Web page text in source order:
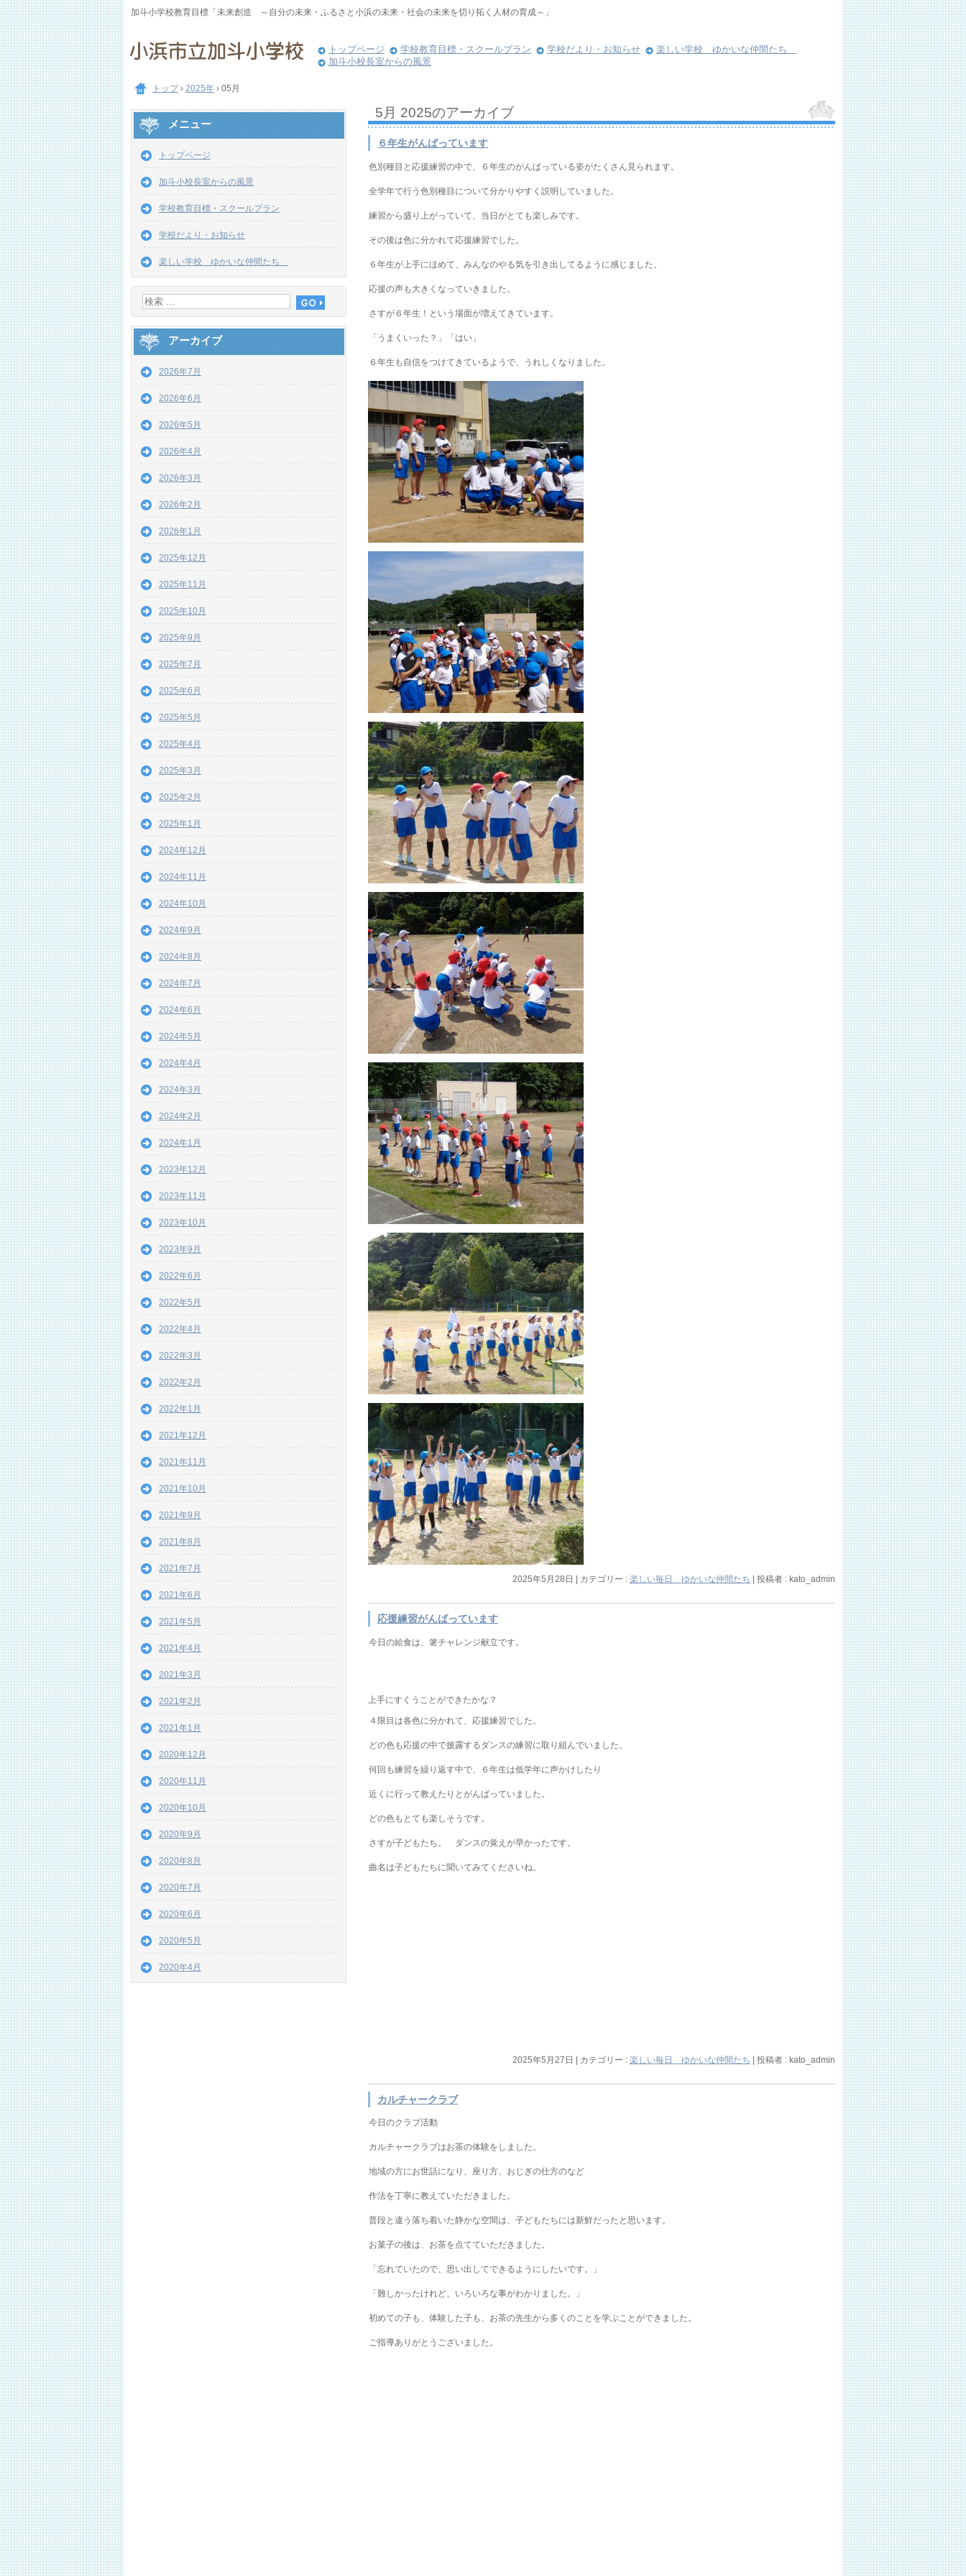
加斗小学校教育目標「未来創造 ～自分の未来・ふるさと小浜の未来・社会の未来を切り拓く人材の育成～」
トップページ 学校教育目標・スクールプラン 学校だより・お知らせ
楽しい学校 ゆかいな仲間たち
加斗小校長室からの風景
トップ › 2025年 › 05月
5月 2025のアーカイブ
６年生がんばっています
色別種目と応援練習の中で、６年生のがんばっている姿がたくさん見られます。
全学年で行う色別種目について分かりやすく説明していました。
練習から盛り上がっていて、当日がとても楽しみです。
その後は色に分かれて応援練習でした。
６年生が上手にほめて、みんなのやる気を引き出してるように感じました。
応援の声も大きくなっていきました。
さすが６年生！という場面が増えてきています。
「うまくいった？」「はい」
６年生も自信をつけてきているようで、うれしくなりました。
2025年5月28日 | カテゴリー : 楽しい毎日 ゆかいな仲間たち | 投稿者 : kato_admin
応援練習がんばっています
今日の給食は、箸チャレンジ献立です。
上手にすくうことができたかな？
４限目は各色に分かれて、応援練習でした。
どの色も応援の中で披露するダンスの練習に取り組んでいました。
何回も練習を繰り返す中で、６年生は低学年に声かけしたり
近くに行って教えたりとがんばっていました。
どの色もとても楽しそうです。
さすが子どもたち。 ダンスの覚えが早かったです。
曲名は子どもたちに聞いてみてくださいね。
2025年5月27日 | カテゴリー : 楽しい毎日 ゆかいな仲間たち | 投稿者 : kato_admin
カルチャークラブ
今日のクラブ活動
カルチャークラブはお茶の体験をしました。
地域の方にお世話になり、座り方、おじぎの仕方のなど
作法を丁寧に教えていただきました。
普段と違う落ち着いた静かな空間は、子どもたちには新鮮だったと思います。
お菓子の後は、お茶を点てていただきました。
「忘れていたので、思い出してできるようにしたいです。」
「難しかったけれど、いろいろな事がわかりました。」
初めての子も、体験した子も、お茶の先生から多くのことを学ぶことができました。
ご指導ありがとうございました。
メニュー
トップページ
加斗小校長室からの風景
学校教育目標・スクールプラン
学校だより・お知らせ
楽しい学校 ゆかいな仲間たち
アーカイブ
2026年7月
2026年6月
2026年5月
2026年4月
2026年3月
2026年2月
2026年1月
2025年12月
2025年11月
2025年10月
2025年9月
2025年7月
2025年6月
2025年5月
2025年4月
2025年3月
2025年2月
2025年1月
2024年12月
2024年11月
2024年10月
2024年9月
2024年8月
2024年7月
2024年6月
2024年5月
2024年4月
2024年3月
2024年2月
2024年1月
2023年12月
2023年11月
2023年10月
2023年9月
2022年6月
2022年5月
2022年4月
2022年3月
2022年2月
2022年1月
2021年12月
2021年11月
2021年10月
2021年9月
2021年8月
2021年7月
2021年6月
2021年5月
2021年4月
2021年3月
2021年2月
2021年1月
2020年12月
2020年11月
2020年10月
2020年9月
2020年8月
2020年7月
2020年6月
2020年5月
2020年4月